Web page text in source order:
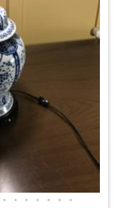
• • • • • • •